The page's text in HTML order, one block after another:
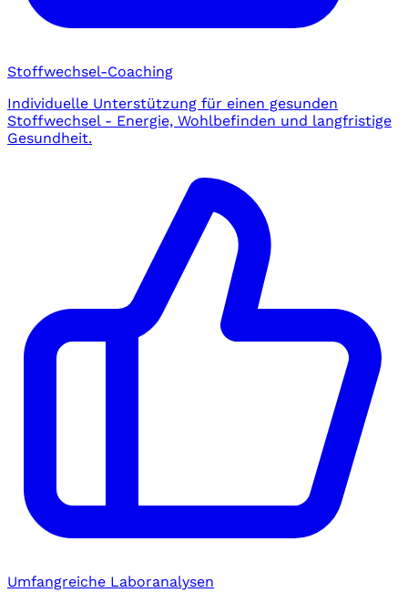
Stoffwechsel-Coaching
Individuelle Unterstützung für einen gesunden
Stoffwechsel - Energie, Wohlbefinden und langfristige
Gesundheit.
Umfangreiche Laboranalysen